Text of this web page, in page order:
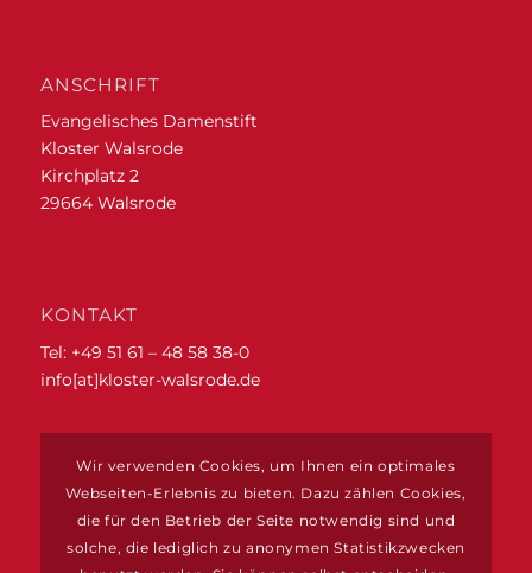
ANSCHRIFT
Evangelisches Damenstift
Kloster Walsrode
Kirchplatz 2
29664 Walsrode
KONTAKT
Tel: +49 51 61 – 48 58 38-0
info[at]kloster-walsrode.de
ZIMMERRESERVIERUNGEN
www.vogelpark-region.de
Wir verwenden Cookies, um Ihnen ein optimales
Webseiten-Erlebnis zu bieten. Dazu zählen Cookies,
die für den Betrieb der Seite notwendig sind und
solche, die lediglich zu anonymen Statistikzwecken